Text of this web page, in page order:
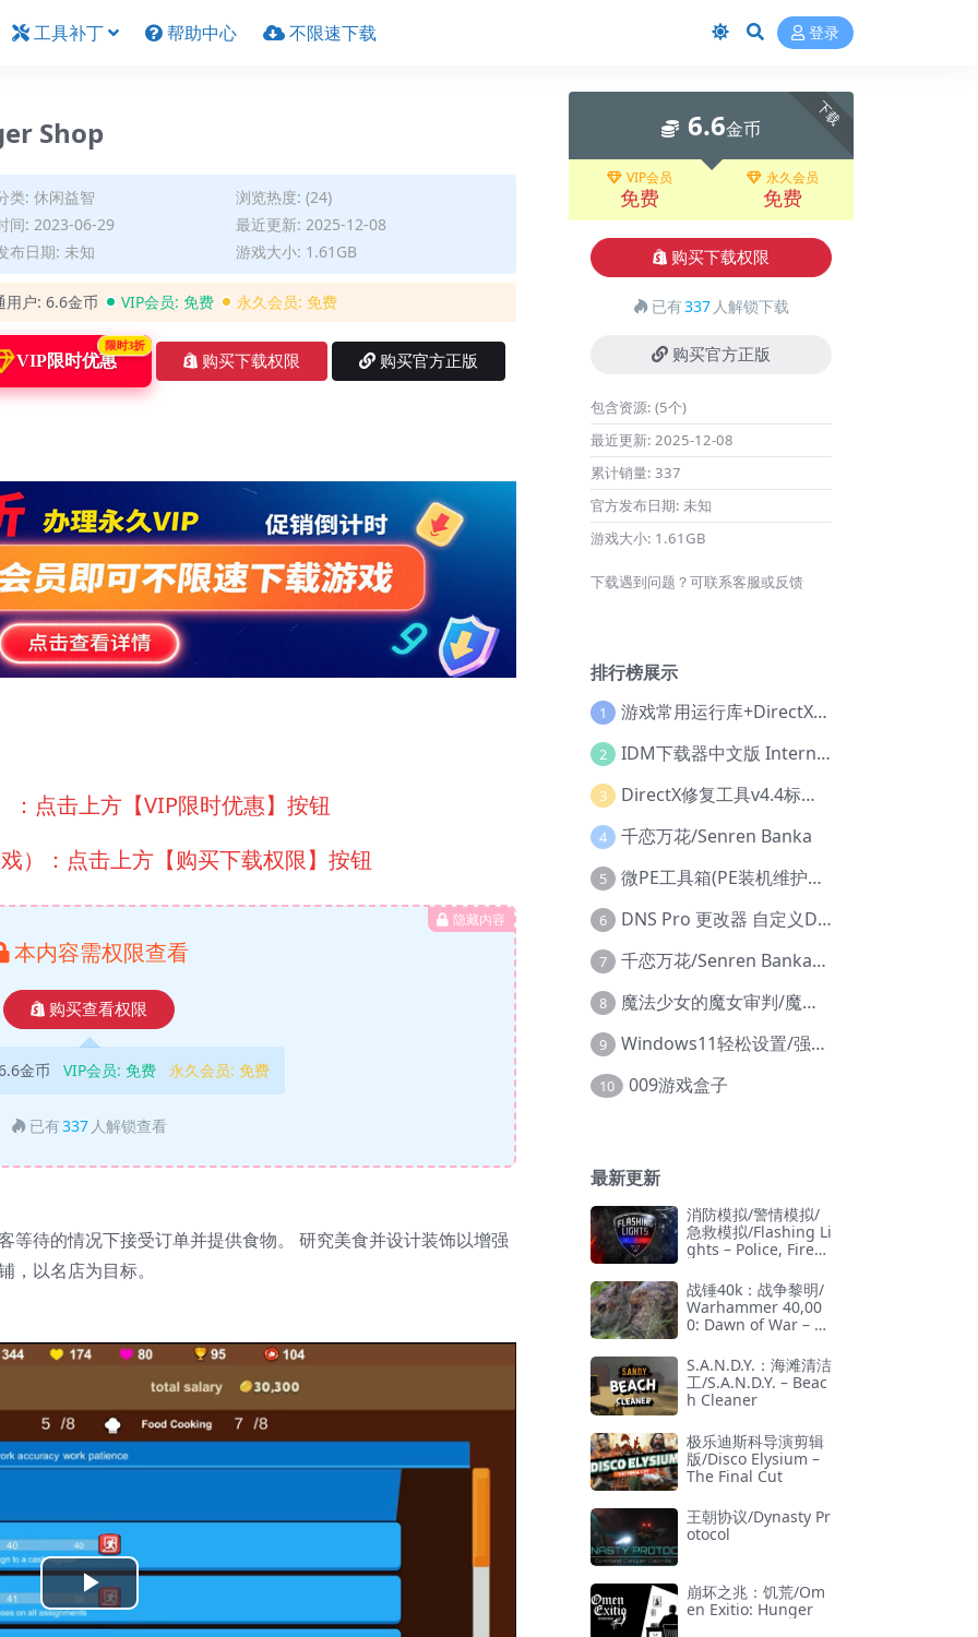
工具补丁 帮助中心 不限速下载 登录
Shop
类: 休闲益智
浏览热度: (24)
间: 2023-06-29
最近更新: 2025-12-08
布日期: 未知
游戏大小: 1.61GB
用户: 6.6金币 VIP会员: 免费 永久会员: 免费
VIP限时优惠
限时3折
购买下载权限 购买官方正版
点击上方【VIP限时优惠】按钮
）：点击上方【购买下载权限】按钮
隐藏内容
本内容需权限查看
购买查看权限
金币 VIP会员: 免费 永久会员: 免费
已有337 人解锁查看
等待的情况下接受订单并提供食物。 研究美食并设计装饰以增强
以名店为目标。
Play
下载
6.6金币
VIP会员
免费
永久会员
免费
购买下载权限
已有337 人解锁下载
购买官方正版
包含资源: (5个)
最近更新: 2025-12-08
累计销量: 337
官方发布日期: 未知
游戏大小: 1.61GB
下载遇到问题？可联系客服或反馈
排行榜展示
1 游戏常用运行库+DirectX修复增强版
2 IDM下载器中文版 Internet Download Manager v6.42.36 IDM
3 DirectX修复工具v4.4标准版+增强版+在线修复版
4 千恋万花/Senren Banka
5 微PE工具箱(PE装机维护工具) v2.3官方正式版
6 DNS Pro 更改器 自定义DNS修改
7 千恋万花/Senren Banka/安卓版
8 魔法少女的魔女审判/魔法少女ノ魔女裁判
9 Windows11轻松设置/强力禁止WD等/兼容Win10
10 009游戏盒子
最新更新
消防模拟/警情模拟/
急救模拟/Flashing Li
ghts – Police, Firefi
Services Simulator
战锤40k：战争黎明/
Warhammer 40,00
0: Dawn of War – D
S.A.N.D.Y.：海滩清洁
工/S.A.N.D.Y. – Beac
h Cleaner
极乐迪斯科导演剪辑
版/Disco Elysium –
The Final Cut
王朝协议/Dynasty Pr
otocol
崩坏之兆：饥荒/Om
en Exitio: Hunger